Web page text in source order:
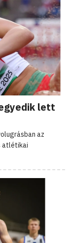
lett
az
atlétikai